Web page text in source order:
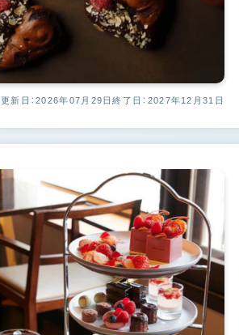
更新日：2026年07月29日終了日：2027年12月31日